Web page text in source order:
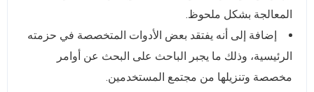
المعالجة بشكل ملحوظ.
إضافة إلى أنه يفتقد بعض الأدوات المتخصصة في حزمته
الرئيسية، وذلك ما يجبر الباحث على البحث عن أوامر
مخصصة وتنزيلها من مجتمع المستخدمين.